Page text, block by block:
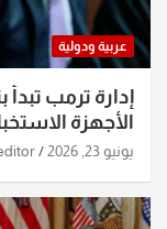
عربية ودولية
إدارة ترمب
الأجهزة
يونيو 23, 2026